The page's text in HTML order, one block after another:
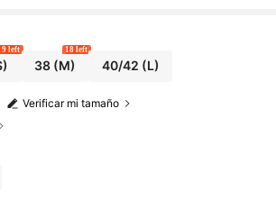
left
38(M)
18 left
40/42 (L)
Verificar mi tamaño